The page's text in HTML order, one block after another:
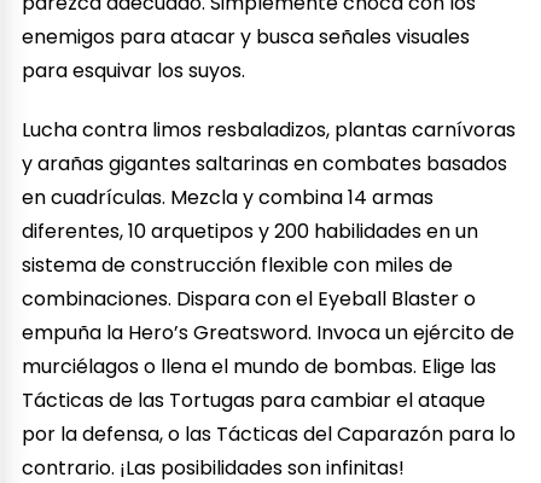
enemigos para atacar y busca señales visuales
para esquivar los suyos.
Lucha contra limos resbaladizos, plantas carnívoras
y arañas gigantes saltarinas en combates basados
en cuadrículas. Mezcla y combina 14 armas
diferentes, 10 arquetipos y 200 habilidades en un
sistema de construcción flexible con miles de
combinaciones. Dispara con el Eyeball Blaster o
empuña la Hero’s Greatsword. Invoca un ejército de
murciélagos o llena el mundo de bombas. Elige las
Tácticas de las Tortugas para cambiar el ataque
por la defensa, o las Tácticas del Caparazón para lo
contrario. ¡Las posibilidades son infinitas!